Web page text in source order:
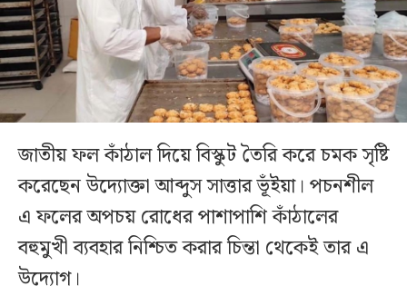
জাতীয় ফল কাঁঠাল দিয়ে বিস্কুট তৈরি করে চমক সৃষ্টি
করেছেন উদ্যোক্তা আব্দুস সাত্তার ভূঁইয়া। পচনশীল
এ ফলের অপচয় রোধের পাশাপাশি কাঁঠালের
বহুমুখী ব্যবহার নিশ্চিত করার চিন্তা থেকেই তার এ
উদ্যোগ।